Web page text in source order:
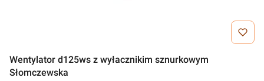
Wentylator d125ws z wyłacznikim sznurkowym
Słomczewska